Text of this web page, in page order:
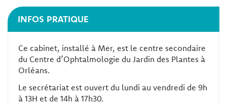
INFOS PRATIQUE
Ce cabinet, installé à Mer, est le centre secondaire
du Centre d’Ophtalmologie du Jardin des Plantes à
Orléans.
Le secrétariat est ouvert du lundi au vendredi de 9h
à 13H et de 14h à 17h30.